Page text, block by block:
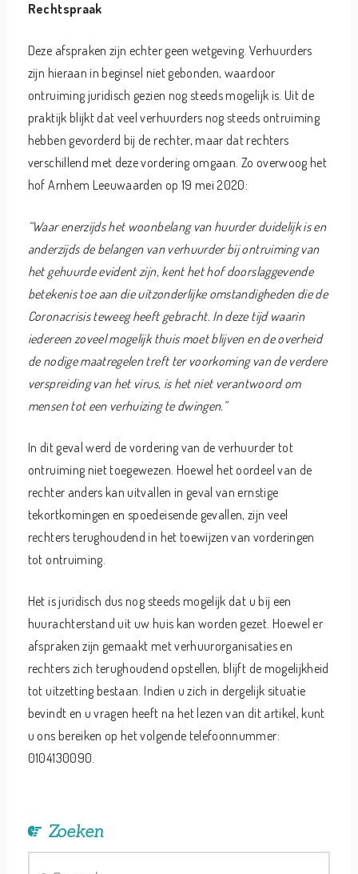
Rechtspraak
Deze afspraken zijn echter geen wetgeving. Verhuurders
zijn hieraan in beginsel niet gebonden, waardoor
ontruiming juridisch gezien nog steeds mogelijk is. Uit de
praktijk blijkt dat veel verhuurders nog steeds ontruiming
hebben gevorderd bij de rechter, maar dat rechters
verschillend met deze vordering omgaan. Zo overwoog het
hof Arnhem Leeuwaarden op 19 mei 2020:
“Waar enerzijds het woonbelang van huurder duidelijk is en
anderzijds de belangen van verhuurder bij ontruiming van
het gehuurde evident zijn, kent het hof doorslaggevende
betekenis toe aan die uitzonderlijke omstandigheden die de
Coronacrisis teweeg heeft gebracht. In deze tijd waarin
iedereen zoveel mogelijk thuis moet blijven en de overheid
de nodige maatregelen treft ter voorkoming van de verdere
verspreiding van het virus, is het niet verantwoord om
mensen tot een verhuizing te dwingen.”
In dit geval werd de vordering van de verhuurder tot
ontruiming niet toegewezen. Hoewel het oordeel van de
rechter anders kan uitvallen in geval van ernstige
tekortkomingen en spoedeisende gevallen, zijn veel
rechters terughoudend in het toewijzen van vorderingen
tot ontruiming.
Het is juridisch dus nog steeds mogelijk dat u bij een
huurachterstand uit uw huis kan worden gezet. Hoewel er
afspraken zijn gemaakt met verhuurorganisaties en
rechters zich terughoudend opstellen, blijft de mogelijkheid
tot uitzetting bestaan. Indien u zich in dergelijk situatie
bevindt en u vragen heeft na het lezen van dit artikel, kunt
u ons bereiken op het volgende telefoonnummer:
0104130090.
Zoeken